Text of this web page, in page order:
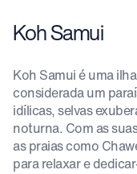
Koh Samui
Koh Samui é uma
considerada um
idílicas, selvas
noturna. Com as
as praias como
para relaxar e